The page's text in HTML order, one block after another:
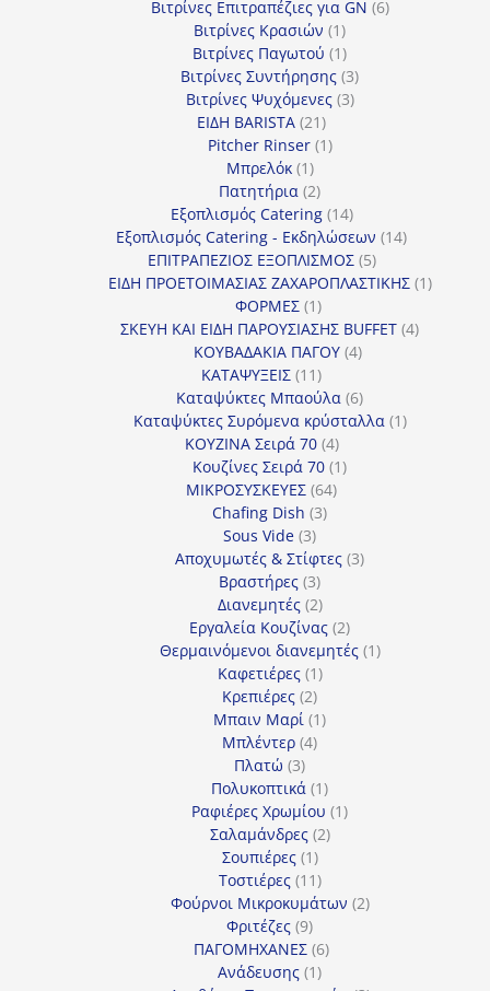
προϊόν
Βιτρίνες Επιτραπέζιες για GN 66
Βιτρίνες Κρασιών 11
προϊόν
Βιτρίνες Παγωτού 11
προϊόν
Βιτρίνες Συντήρησης 33
προϊόντα
Βιτρίνες Ψυχόμενες 33
ΕΙΔΗ BARISTA 2121
προϊόντα
Pitcher Rinser 11
Μπρελόκ 11
προϊόν
Πατητήρια 22
προϊόντα
Εξοπλισμός Catering 1414
προϊόντα
Εξοπλισμός Catering - Εκδηλώσεων 1414
ΕΠΙΤΡΑΠΕΖΙΟΣ ΕΞΟΠΛΙΣΜΟΣ 55
προϊόντα
ΕΙΔΗ ΠΡΟΕΤΟΙΜΑΣΙΑΣ ΖΑΧΑΡΟΠΛΑΣΤΙΚΗΣ 11
ΦΟΡΜΕΣ 11
προϊόν
ΣΚΕΥΗ ΚΑΙ ΕΙΔΗ ΠΑΡΟΥΣΙΑΣΗΣ BUFFET 44
ΚΟΥΒΑΔΑΚΙΑ ΠΑΓΟΥ 44
ΚΑΤΑΨΥΞΕΙΣ 1111
προϊόντα
Καταψύκτες Μπαούλα 66
προϊόντα
Καταψύκτες Συρόμενα κρύσταλλα 11
ΚΟΥΖΙΝΑ Σειρά 70 44
προϊόντα
Κουζίνες Σειρά 70 11
ΜΙΚΡΟΣΥΣΚΕΥΕΣ 6464
Chafing Dish 33
Sous Vide 33
προϊόντα
Αποχυμωτές & Στίφτες 33
Βραστήρες 33
προϊόντα
Διανεμητές 22
προϊόντα
Εργαλεία Κουζίνας 22
προϊόντα
Θερμαινόμενοι διανεμητές 11
Καφετιέρες 11
προϊόν
Κρεπιέρες 22
προϊόντα
Μπαιν Μαρί 11
Μπλέντερ 44
Πλατώ 33
προϊόντα
Πολυκοπτικά 11
προϊόν
Ραφιέρες Χρωμίου 11
Σαλαμάνδρες 22
Σουπιέρες 11
προϊόν
Τοστιέρες 1111
προϊόντα
Φούρνοι Μικροκυμάτων 22
Φριτέζες 99
προϊόντα
ΠΑΓΟΜΗΧΑΝΕΣ 66
Ανάδευσης 11